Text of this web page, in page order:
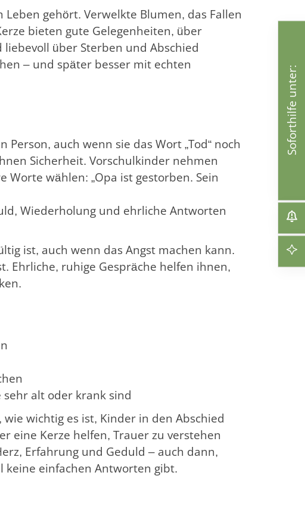
gehört. Verwelkte Blumen, das Fallen
bieten gute Gelegenheiten, über
über Sterben und Abschied
– und später besser mit echten
auch wenn sie das Wort „Tod“ noch
Sicherheit. Vorschulkinder nehmen
wählen: „Opa ist gestorben. Sein
Wiederholung und ehrliche Antworten
ist, auch wenn das Angst machen kann.
Ehrliche, ruhige Gespräche helfen ihnen,
alt oder krank sind
wie wichtig es ist, Kinder in den Abschied
eine Kerze helfen, Trauer zu verstehen
Erfahrung und Geduld – auch dann,
keine einfachen Antworten gibt.
Soforthilfe unter: